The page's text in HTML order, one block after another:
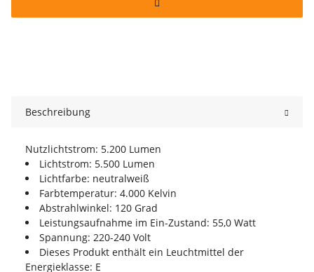
Beschreibung
Nutzlichtstrom: 5.200 Lumen
Lichtstrom: 5.500 Lumen
Lichtfarbe: neutralweiß
Farbtemperatur: 4.000 Kelvin
Abstrahlwinkel: 120 Grad
Leistungsaufnahme im Ein-Zustand: 55,0 Watt
Spannung: 220-240 Volt
Dieses Produkt enthält ein Leuchtmittel der
Energieklasse: E